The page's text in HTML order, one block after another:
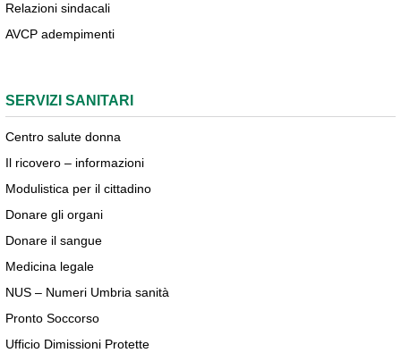
Relazioni sindacali
AVCP adempimenti
SERVIZI SANITARI
Centro salute donna
Il ricovero – informazioni
Modulistica per il cittadino
Donare gli organi
Donare il sangue
Medicina legale
NUS – Numeri Umbria sanità
Pronto Soccorso
Ufficio Dimissioni Protette